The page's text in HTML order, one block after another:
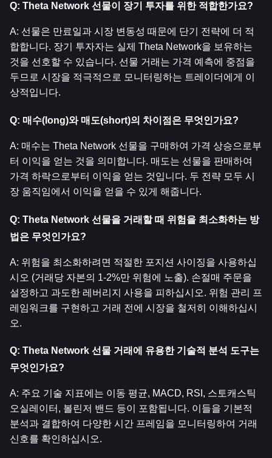
Q: Theta Network 선물이 장기 투자를 위한 적합한가요?
A: 선물은 만료일과 시장 변동성 때문에 단기 전략에 더 적
합합니다. 장기 투자자는 실제 Theta Network을 보유하는
것을 선호할 수 있습니다. 선물 거래는 가격 예측에 중점을
두므로 시장을 적극적으로 모니터링하는 트레이더에게 이
상적입니다.
Q: 매수(long)와 매도(short)의 차이점은 무엇인가요?
A: 매수는 Theta Network 선물을 구매하여 가격 상승으로부
터 이익을 얻는 것을 의미합니다. 매도는 선물을 판매하여
가격 하락으로부터 이익을 얻는 것입니다. 두 전략 모두 시
장 움직임에서 이익을 얻을 수 있게 해줍니다.
Q: Theta Network 선물을 거래할 때 위험을 최소화하는 방
법은 무엇인가요?
A: 위험을 최소화하려면 적절한 포지션 사이징을 사용하십
시오 (거래당 자본의 1-2%만 위험에 노출). 손절매 주문을
설정하고 과도한 레버리지 사용을 피하십시오. 위험 관리 프
레임워크를 구현하고 거래 전에 시장을 철저히 이해하십시
오.
Q: Theta Network 선물 거래에 유용한 기술적 분석 도구는
무엇인가요?
A: 주요 기술 지표에는 이동 평균, MACD, RSI, 스토캐스틱
오실레이터, 볼린저 밴드 등이 포함됩니다. 이들을 기본적
분석과 결합하여 다양한 시간 프레임을 모니터링하여 거래
신호를 확인하십시오.